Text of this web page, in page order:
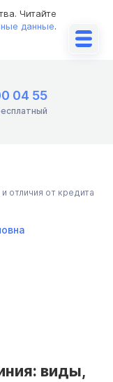
Читайте
данные.
04 55
отличия от кредита
виды,